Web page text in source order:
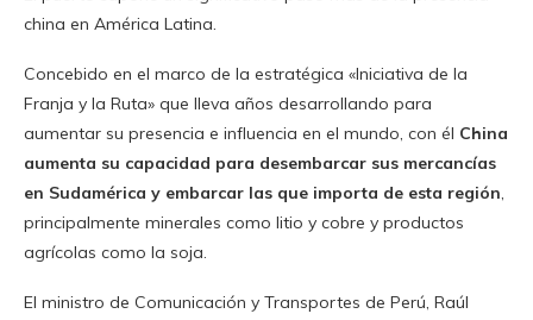
china en América Latina.
Concebido en el marco de la estratégica «Iniciativa de la
Franja y la Ruta» que lleva años desarrollando para
aumentar su presencia e influencia en el mundo, con él China
aumenta su capacidad para desembarcar sus mercancías
en Sudamérica y embarcar las que importa de esta región,
principalmente minerales como litio y cobre y productos
agrícolas como la soja.
El ministro de Comunicación y Transportes de Perú, Raúl